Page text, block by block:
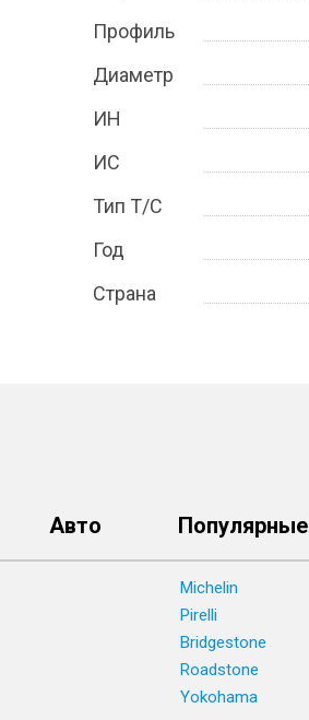
Профиль
Диаметр
ИН
ИС
Тип Т/С
Год
Страна
Авто
Michelin
Pirelli
Bridgestone
Roadstone
Yokohama